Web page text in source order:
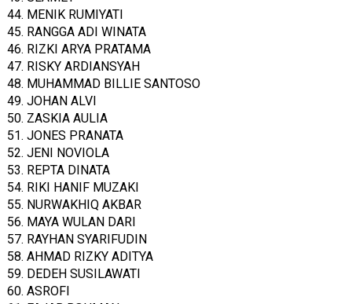
44. MENIK RUMIYATI
45. RANGGA ADI WINATA
46. RIZKI ARYA PRATAMA
47. RISKY ARDIANSYAH
48. MUHAMMAD BILLIE SANTOSO
49. JOHAN ALVI
50. ZASKIA AULIA
51. JONES PRANATA
52. JENI NOVIOLA
53. REPTA DINATA
54. RIKI HANIF MUZAKI
55. NURWAKHIQ AKBAR
56. MAYA WULAN DARI
57. RAYHAN SYARIFUDIN
58. AHMAD RIZKY ADITYA
59. DEDEH SUSILAWATI
60. ASROFI